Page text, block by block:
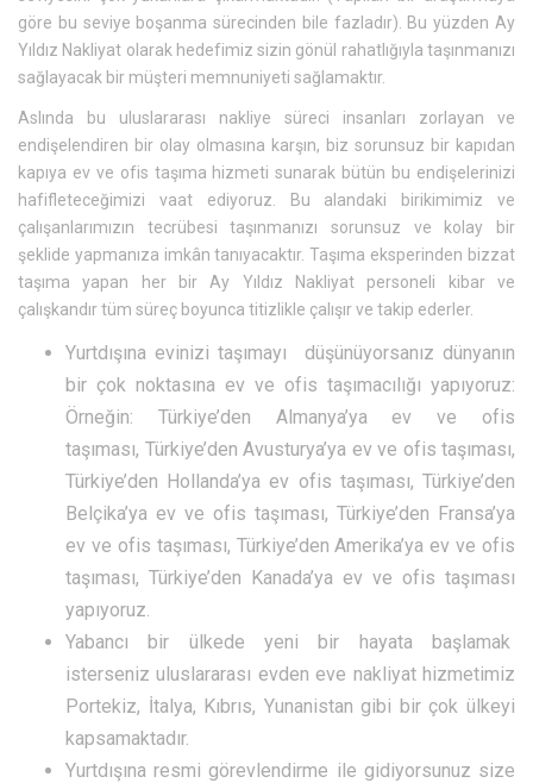
göre bu seviye boşanma sürecinden bile fazladır). Bu yüzden Ay
Yıldız Nakliyat olarak hedefimiz sizin gönül rahatlığıyla taşınmanızı
sağlayacak bir müşteri memnuniyeti sağlamaktır.
Aslında bu uluslararası nakliye süreci insanları zorlayan ve
endişelendiren bir olay olmasına karşın, biz sorunsuz bir kapıdan
kapıya ev ve ofis taşıma hizmeti sunarak bütün bu endişelerinizi
hafifleteceğimizi vaat ediyoruz. Bu alandaki birikimimiz ve
çalışanlarımızın tecrübesi taşınmanızı sorunsuz ve kolay bir
şeklide yapmanıza imkân tanıyacaktır. Taşıma eksperinden bizzat
taşıma yapan her bir Ay Yıldız Nakliyat personeli kibar ve
çalışkandır tüm süreç boyunca titizlikle çalışır ve takip ederler.
Yurtdışına evinizi taşımayı düşünüyorsanız dünyanın
bir çok noktasına ev ve ofis taşımacılığı yapıyoruz:
Örneğin: Türkiye’den Almanya’ya ev ve ofis
taşıması, Türkiye’den Avusturya’ya ev ve ofis taşıması,
Türkiye’den Hollanda’ya ev ofis taşıması, Türkiye’den
Belçika’ya ev ve ofis taşıması, Türkiye’den Fransa’ya
ev ve ofis taşıması, Türkiye’den Amerika’ya ev ve ofis
taşıması, Türkiye’den Kanada’ya ev ve ofis taşıması
yapıyoruz.
Yabancı bir ülkede yeni bir hayata başlamak
isterseniz uluslararası evden eve nakliyat hizmetimiz
Portekiz, İtalya, Kıbrıs, Yunanistan gibi bir çok ülkeyi
kapsamaktadır.
Yurtdışına resmi görevlendirme ile gidiyorsunuz size